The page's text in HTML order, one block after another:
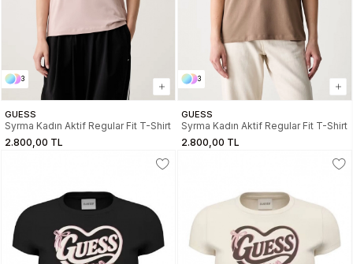
3
GUESS
Syrma Kadın Aktif Regular Fit T-Shirt
2.800,00 TL
3
GUESS
Syrma Kadın Aktif Regular Fit T-Shirt
2.800,00 TL